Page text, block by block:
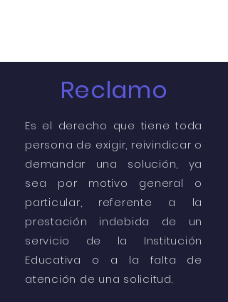
Reclamo
Es el derecho que tiene toda
persona de exigir, reivindicar o
demandar una solución, ya
sea por motivo general o
particular, referente a la
prestación indebida de un
servicio de la Institución
Educativa o a la falta de
atención de una solicitud.